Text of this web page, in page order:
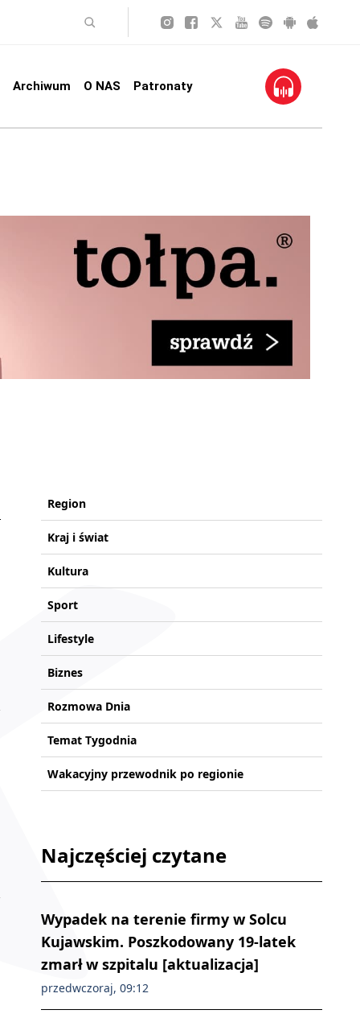
Archiwum O NAS Patronaty
Region
Kraj i świat
Kultura
Sport
Lifestyle
Biznes
Rozmowa Dnia
Temat Tygodnia
Wakacyjny przewodnik po regionie
Najczęściej czytane
Wypadek na terenie firmy w Solcu
Kujawskim. Poszkodowany 19-latek
zmarł w szpitalu [aktualizacja]
przedwczoraj, 09:12